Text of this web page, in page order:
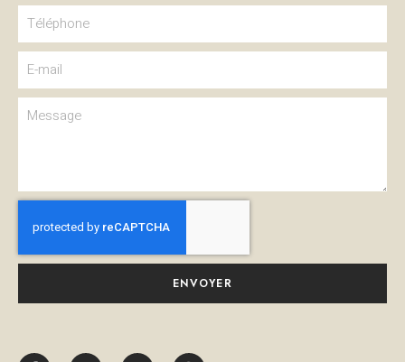
ENVOYER